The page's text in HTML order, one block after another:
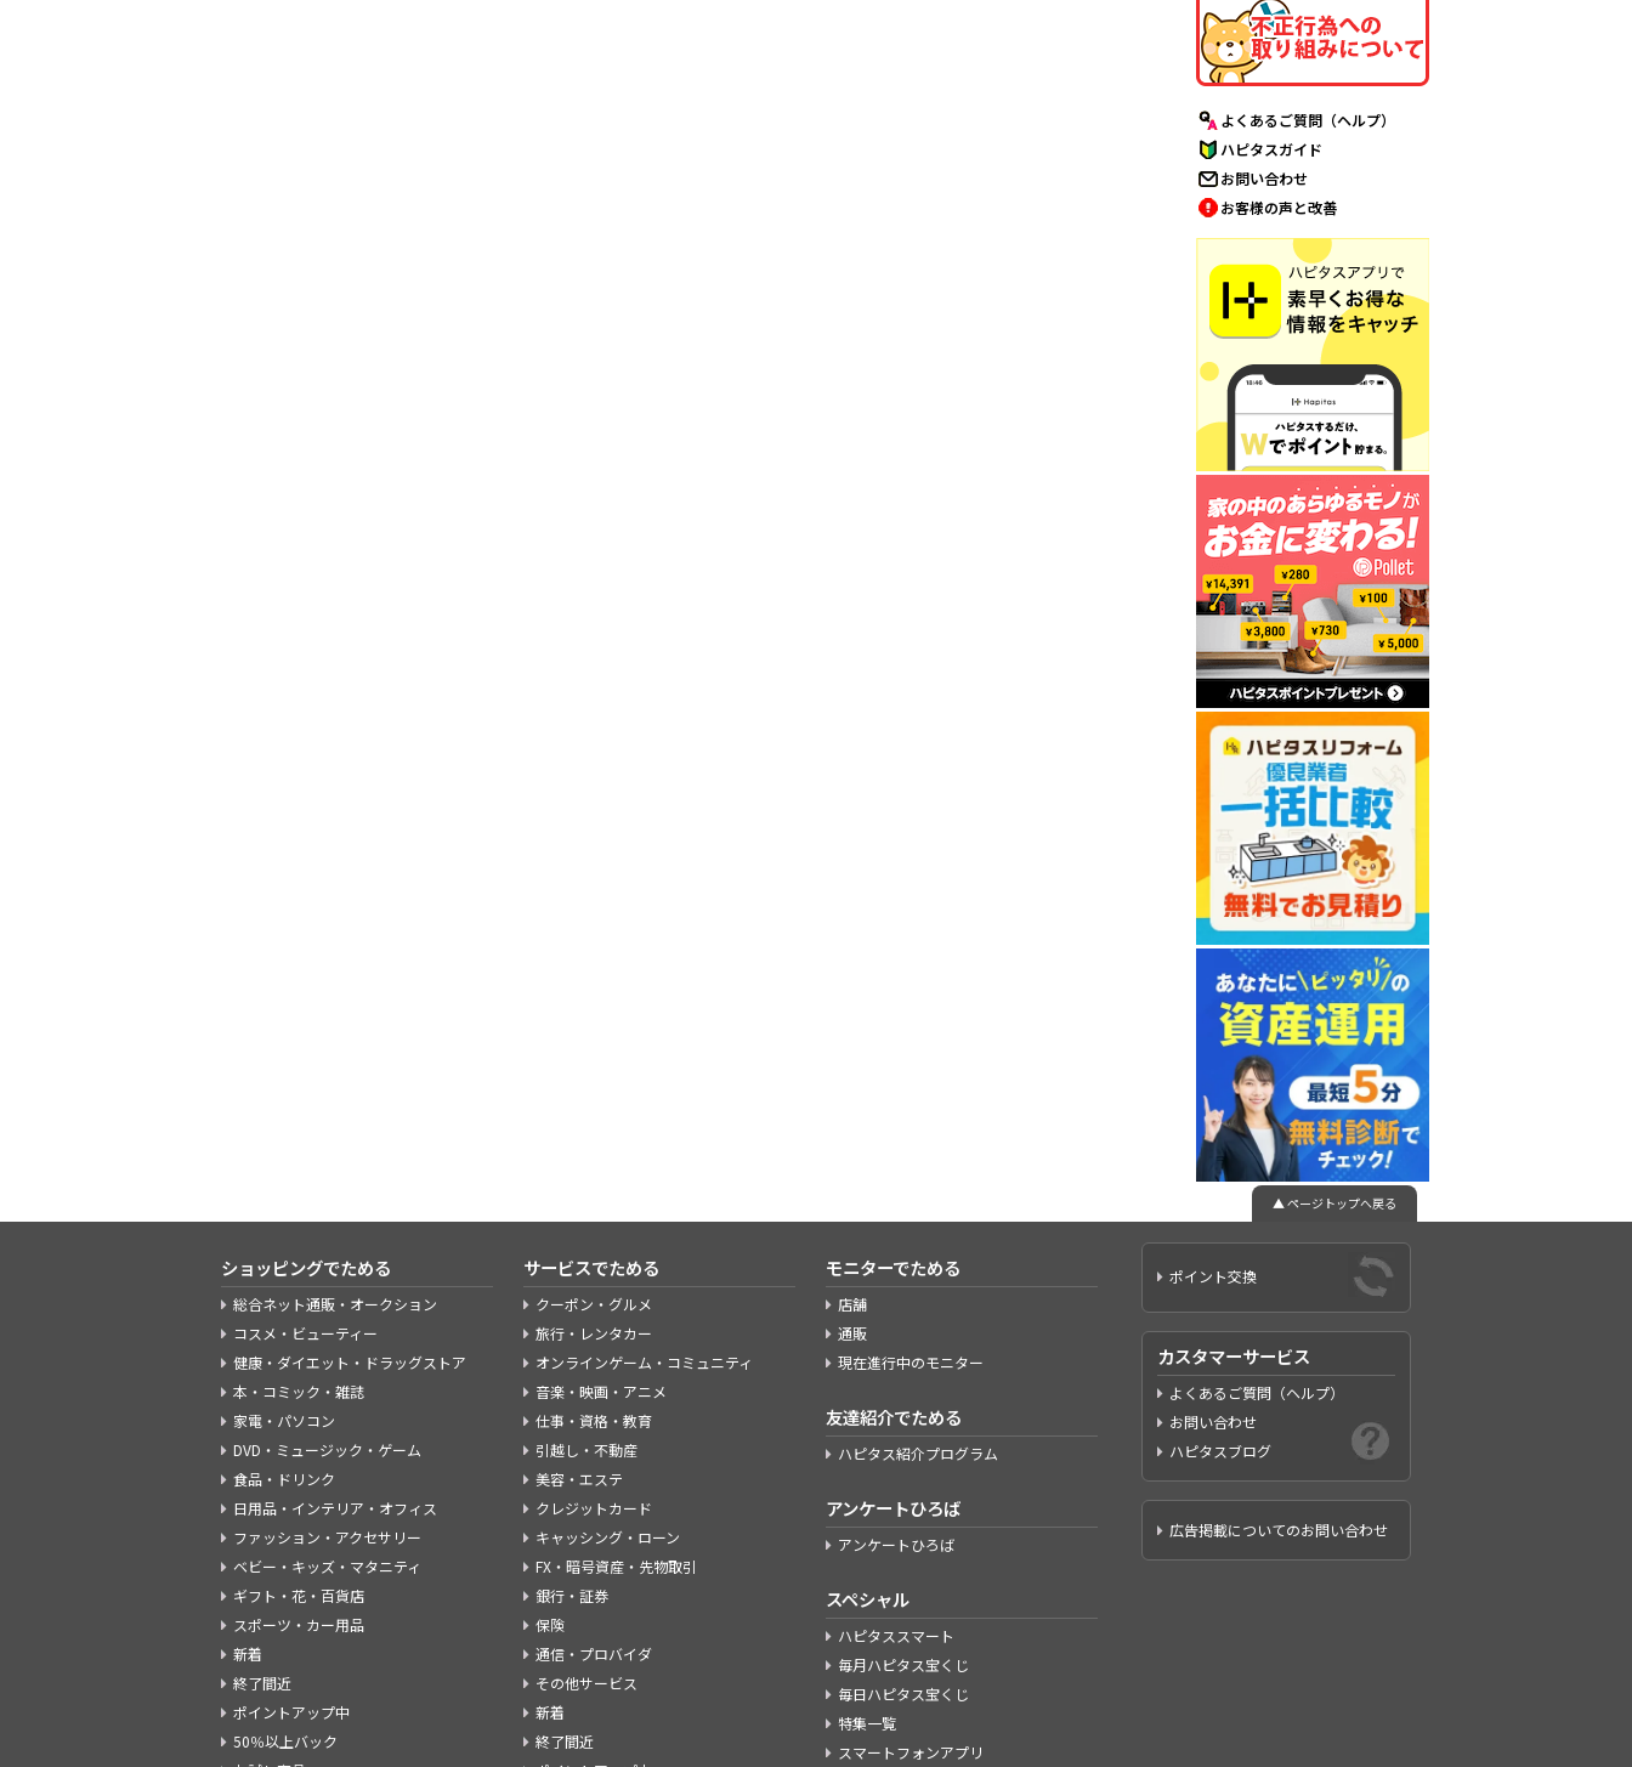
よくあるご質問（ヘルプ）
ハピタスガイド
お問い合わせ
お客様の声と改善
▲ ページトップへ戻る
ショッピングでためる
総合ネット通販・オークション
コスメ・ビューティー
健康・ダイエット・ドラッグストア
本・コミック・雑誌
家電・パソコン
DVD・ミュージック・ゲーム
食品・ドリンク
日用品・インテリア・オフィス
ファッション・アクセサリー
ベビー・キッズ・マタニティ
ギフト・花・百貨店
スポーツ・カー用品
新着
終了間近
ポイントアップ中
50％以上バック
サービスでためる
クーポン・グルメ
旅行・レンタカー
オンラインゲーム・コミュニティ
音楽・映画・アニメ
仕事・資格・教育
引越し・不動産
美容・エステ
クレジットカード
キャッシング・ローン
FX・暗号資産・先物取引
銀行・証券
保険
通信・プロバイダ
その他サービス
新着
終了間近
モニターでためる
店舗
通販
現在進行中のモニター
友達紹介でためる
ハピタス紹介プログラム
アンケートひろば
アンケートひろば
スペシャル
ハピタススマート
毎月ハピタス宝くじ
毎日ハピタス宝くじ
特集一覧
スマートフォンアプリ
ポイント交換
カスタマーサービス
よくあるご質問（ヘルプ）
お問い合わせ
ハピタスブログ
広告掲載についてのお問い合わせ